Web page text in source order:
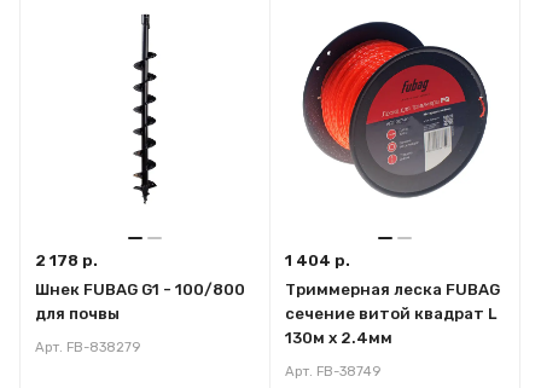
2 178 р.
Шнек FUBAG G1 - 100/800
для почвы
Арт. FB-838279
1 404 р.
Триммерная леска FUBAG
сечение витой квадрат L
130м x 2.4мм
Арт. FB-38749